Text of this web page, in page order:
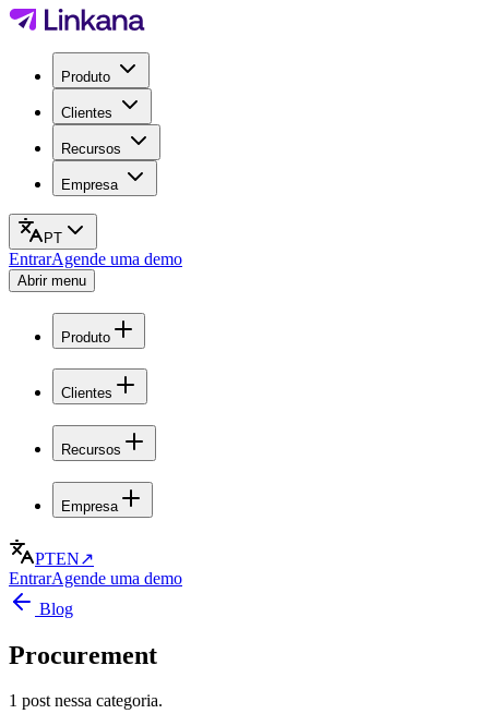
Produto
Clientes
Recursos
Empresa
PT
EntrarAgende uma demo
Abrir menu
Produto
Clientes
Recursos
Empresa
PTEN↗
EntrarAgende uma demo
Blog
Procurement
1 post nessa categoria.